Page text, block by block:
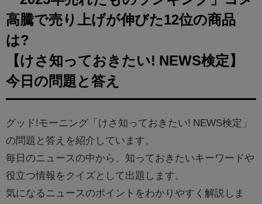
高騰で売り上げが伸びた12位の商品
は?
【けさ知っておきたい! NEWS検定】
今日の問題と答え
グッド!モーニング「けさ知っておきたい! NEWS検定」
の問題と答えを紹介しています。
毎日のニュースの中から、知っておきたいキーワードや
役立つ情報をクイズとして出題します。
気になるニュースのポイントをわかりやすく解説しま